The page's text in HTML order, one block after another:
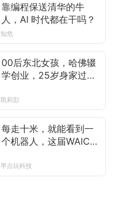
靠编程保送清华的牛
人，AI 时代都在干吗？
知危
00后东北女孩，哈佛辍
学创业，25岁身家过
凯莉彭
每走十米，就能看到一
个机器人，这届WAIC有
早点玩科技